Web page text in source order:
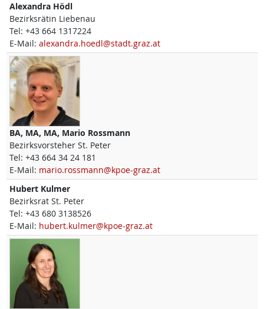
Alexandra Hödl
Bezirksrätin Liebenau
Tel: +43 664 1317224
E-Mail: alexandra.hoedl@stadt.graz.at
BA, MA, MA, Mario Rossmann
Bezirksvorsteher St. Peter
Tel: +43 664 34 24 181
E-Mail: mario.rossmann@kpoe-graz.at
Hubert Kulmer
Bezirksrat St. Peter
Tel: +43 680 3138526
E-Mail: hubert.kulmer@kpoe-graz.at